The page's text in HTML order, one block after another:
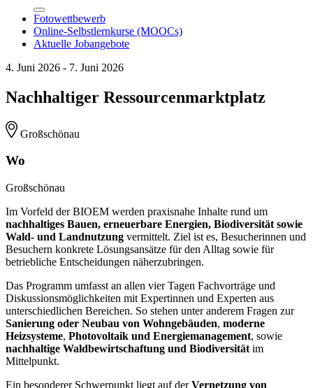
Fotowettbewerb
Online-Selbstlernkurse (MOOCs)
Aktuelle Jobangebote
4. Juni 2026 - 7. Juni 2026
Nachhaltiger Ressourcenmarktplatz
Großschönau
Wo
Großschönau
Im Vorfeld der BIOEM werden praxisnahe Inhalte rund um
nachhaltiges Bauen, erneuerbare Energien, Biodiversität sowie
Wald- und Landnutzung vermittelt. Ziel ist es, Besucherinnen und
Besuchern konkrete Lösungsansätze für den Alltag sowie für
betriebliche Entscheidungen näherzubringen.
Das Programm umfasst an allen vier Tagen Fachvorträge und
Diskussionsmöglichkeiten mit Expertinnen und Experten aus
unterschiedlichen Bereichen. So stehen unter anderem Fragen zur
Sanierung oder Neubau von Wohngebäuden, moderne
Heizsysteme, Photovoltaik und Energiemanagement, sowie
nachhaltige Waldbewirtschaftung und Biodiversität im
Mittelpunkt.
Ein besonderer Schwerpunkt liegt auf derVernetzung von